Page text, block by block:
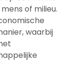
of milieu.
waarbij